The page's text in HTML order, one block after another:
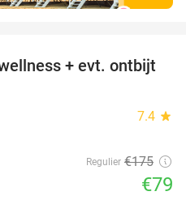
55%
+ evt. ontbijt
7.4 star
Regulier €175
€79